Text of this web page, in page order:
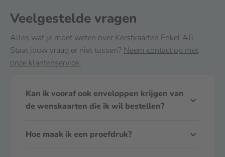
Veelgestelde vragen
Alles wat je moet weten over Kerstkaarten Enkel A6.
Staat jouw vraag er niet tussen? Neem contact op met
onze klantenservice.
Kan ik vooraf ook enveloppen krijgen van
de wenskaarten die ik wil bestellen?
vooraf te leveren.
Hoe maak ik een proefdruk?